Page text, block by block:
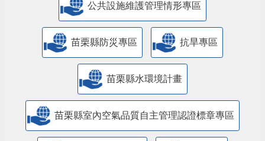
​公共設施維護管理情形專區
苗栗縣防災專區 抗旱專區
苗栗縣水環境計畫
苗栗縣室內空氣品質自主管理認證標章專區